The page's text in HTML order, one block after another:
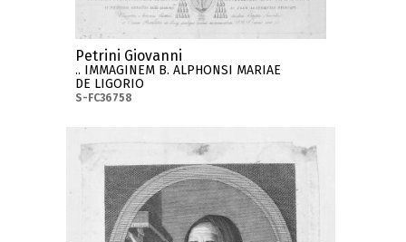
Petrini Giovanni
.. IMMAGINEM B. ALPHONSI MARIAE
DE LIGORIO
S-FC36758